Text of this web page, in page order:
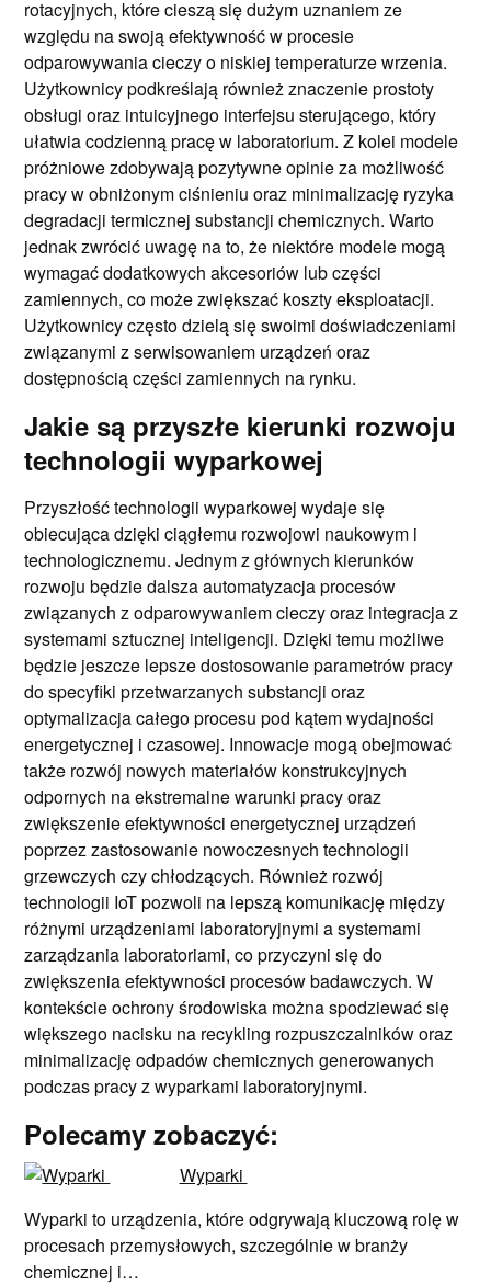
rotacyjnych, które cieszą się dużym uznaniem ze
względu na swoją efektywność w procesie
odparowywania cieczy o niskiej temperaturze wrzenia.
Użytkownicy podkreślają również znaczenie prostoty
obsługi oraz intuicyjnego interfejsu sterującego, który
ułatwia codzienną pracę w laboratorium. Z kolei modele
próżniowe zdobywają pozytywne opinie za możliwość
pracy w obniżonym ciśnieniu oraz minimalizację ryzyka
degradacji termicznej substancji chemicznych. Warto
jednak zwrócić uwagę na to, że niektóre modele mogą
wymagać dodatkowych akcesoriów lub części
zamiennych, co może zwiększać koszty eksploatacji.
Użytkownicy często dzielą się swoimi doświadczeniami
związanymi z serwisowaniem urządzeń oraz
dostępnością części zamiennych na rynku.
Jakie są przyszłe kierunki rozwoju
technologii wyparkowej
Przyszłość technologii wyparkowej wydaje się
obiecująca dzięki ciągłemu rozwojowi naukowym i
technologicznemu. Jednym z głównych kierunków
rozwoju będzie dalsza automatyzacja procesów
związanych z odparowywaniem cieczy oraz integracja z
systemami sztucznej inteligencji. Dzięki temu możliwe
będzie jeszcze lepsze dostosowanie parametrów pracy
do specyfiki przetwarzanych substancji oraz
optymalizacja całego procesu pod kątem wydajności
energetycznej i czasowej. Innowacje mogą obejmować
także rozwój nowych materiałów konstrukcyjnych
odpornych na ekstremalne warunki pracy oraz
zwiększenie efektywności energetycznej urządzeń
poprzez zastosowanie nowoczesnych technologii
grzewczych czy chłodzących. Również rozwój
technologii IoT pozwoli na lepszą komunikację między
różnymi urządzeniami laboratoryjnymi a systemami
zarządzania laboratoriami, co przyczyni się do
zwiększenia efektywności procesów badawczych. W
kontekście ochrony środowiska można spodziewać się
większego nacisku na recykling rozpuszczalników oraz
minimalizację odpadów chemicznych generowanych
podczas pracy z wyparkami laboratoryjnymi.
Polecamy zobaczyć:
Wyparki
Wyparki to urządzenia, które odgrywają kluczową rolę w
procesach przemysłowych, szczególnie w branży
chemicznej i…